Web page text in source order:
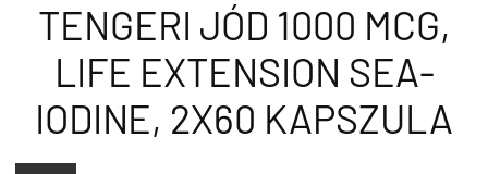
TENGERI JÓD 1000 MCG,
LIFE EXTENSION SEA-
IODINE, 2X60 KAPSZULA